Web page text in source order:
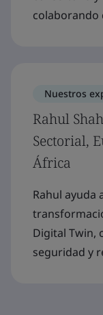
colaborando
Nuestros
Rahul
Sectorial,
África
Rahul ayuda
Digital Twin,
seguridad y